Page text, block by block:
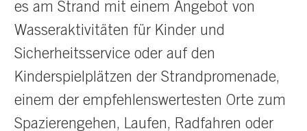
es am Strand mit einem Angebot von
Wasseraktivitäten für Kinder und
Sicherheitsservice oder auf den
Kinderspielplätzen der Strandpromenade,
einem der empfehlenswertesten Orte zum
Spazierengehen, Laufen, Radfahren oder